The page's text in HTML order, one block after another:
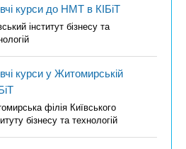
курси до НМТ в КІБіТ
інститут бізнесу та
курси у Житомирській
філія Київського
бізнесу та технологій